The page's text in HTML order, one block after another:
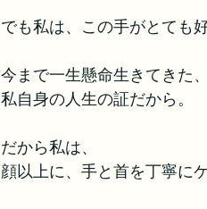
でも私は、この手がとても好
今まで一生懸命生きてきた、
私自身の人生の証だから。
だから私は、
顔以上に、手と首を丁寧に